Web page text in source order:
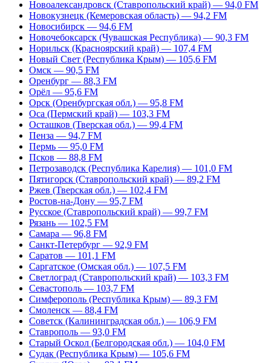
Новоалександровск (Ставропольский край) — 94,0 FM
Новокузнецк (Кемеровская область) — 94,2 FM
Новосибирск — 94,6 FM
Новочебоксарск (Чувашская Республика) — 90,3 FM
Норильск (Красноярский край) — 107,4 FM
Новый Свет (Республика Крым) — 105,6 FM
Омск — 90,5 FM
Оренбург — 88,3 FM
Орёл — 95,6 FM
Орск (Оренбургская обл.) — 95,8 FM
Оса (Пермский край) — 103,3 FM
Осташков (Тверская обл.) — 99,4 FM
Пенза — 94,7 FM
Пермь — 95,0 FM
Псков — 88,8 FM
Петрозаводск (Республика Карелия) — 101,0 FM
Пятигорск (Ставропольский край) — 89,2 FM
Ржев (Тверская обл.) — 102,4 FM
Ростов-на-Дону — 95,7 FM
Русское (Ставропольский край) — 99,7 FM
Рязань — 102,5 FM
Самара — 96,8 FM
Санкт-Петербург — 92,9 FM
Саратов — 101,1 FM
Саргатское (Омская обл.) — 107,5 FM
Светлоград (Ставропольский край) — 103,3 FM
Севастополь — 103,7 FM
Симферополь (Республика Крым) — 89,3 FM
Смоленск — 88,4 FM
Советск (Калининградская обл.) — 106,9 FM
Ставрополь — 93,0 FM
Старый Оскол (Белгородская обл.) — 104,0 FM
Судак (Республика Крым) — 105,6 FM